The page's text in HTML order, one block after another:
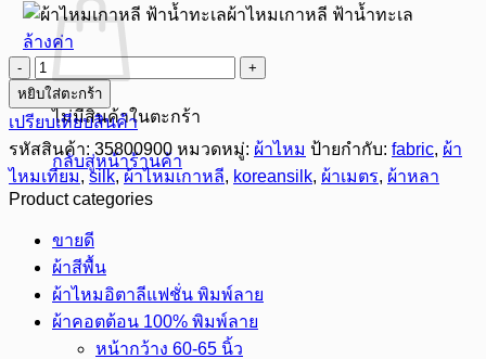
ไม่มีสินค้าในตะกร้า
กลับสู่หน้าร้านค้า
ผ้าไหมเกาหลี ฟ้าน้ำทะเล
ล้างค่า
จำนวน
ผ้า
ไหม
เกาหลี
58
นิ้ว
หยิบใส่ตะกร้า
เปรียบเทียบสินค้า
รหัสสินค้า:35800900 หมวดหมู่: ผ้าไหม ป้ายกำกับ: fabric, ผ้า
ไหมเทียม, silk, ผ้าไหมเกาหลี, koreansilk, ผ้าเมตร, ผ้าหลา
Product categories
ขายดี
ผ้าสีพื้น
ผ้าไหมอิตาลีแฟชั่น พิมพ์ลาย
ผ้าคอตต้อน 100% พิมพ์ลาย
หน้ากว้าง 60-65 นิ้ว